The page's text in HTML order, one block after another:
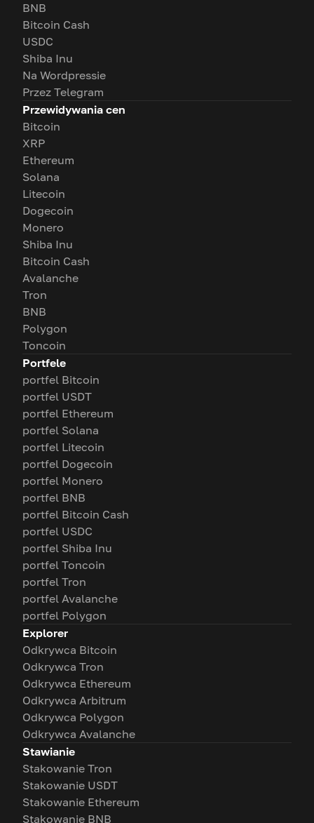
BNB
Bitcoin Cash
USDC
Shiba Inu
Na Wordpressie
Przez Telegram
Przewidywania cen
Bitcoin
XRP
Ethereum
Solana
Litecoin
Dogecoin
Monero
Shiba Inu
Bitcoin Cash
Avalanche
Tron
BNB
Polygon
Toncoin
Portfele
portfel Bitcoin
portfel USDT
portfel Ethereum
portfel Solana
portfel Litecoin
portfel Dogecoin
portfel Monero
portfel BNB
portfel Bitcoin Cash
portfel USDC
portfel Shiba Inu
portfel Toncoin
portfel Tron
portfel Avalanche
portfel Polygon
Explorer
Odkrywca Bitcoin
Odkrywca Tron
Odkrywca Ethereum
Odkrywca Arbitrum
Odkrywca Polygon
Odkrywca Avalanche
Stawianie
Stakowanie Tron
Stakowanie USDT
Stakowanie Ethereum
Stakowanie BNB